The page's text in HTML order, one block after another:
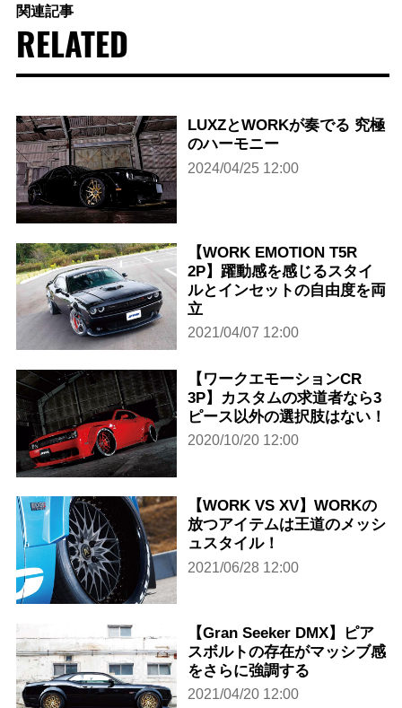
関連記事
RELATED
LUXZとWORKが奏でる 究極
のハーモニー
2024/04/25 12:00
【WORK EMOTION T5R
2P】躍動感を感じるスタイ
ルとインセットの自由度を両
立
2021/04/07 12:00
【ワークエモーションCR
3P】カスタムの求道者なら3
ピース以外の選択肢はない！
2020/10/20 12:00
【WORK VS XV】WORKの
放つアイテムは王道のメッシ
ュスタイル！
2021/06/28 12:00
【Gran Seeker DMX】ピア
スボルトの存在がマッシブ感
をさらに強調する
2021/04/20 12:00